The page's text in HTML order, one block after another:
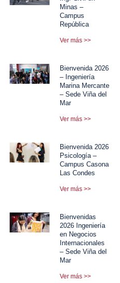
Minas –
Campus
República
Ver más >>
Bienvenida 2026
– Ingeniería
Marina Mercante
– Sede Viña del
Mar
Ver más >>
Bienvenida 2026
Psicología –
Campus Casona
Las Condes
Ver más >>
Bienvenidas
2026 Ingeniería
en Negocios
Internacionales
– Sede Viña del
Mar
Ver más >>